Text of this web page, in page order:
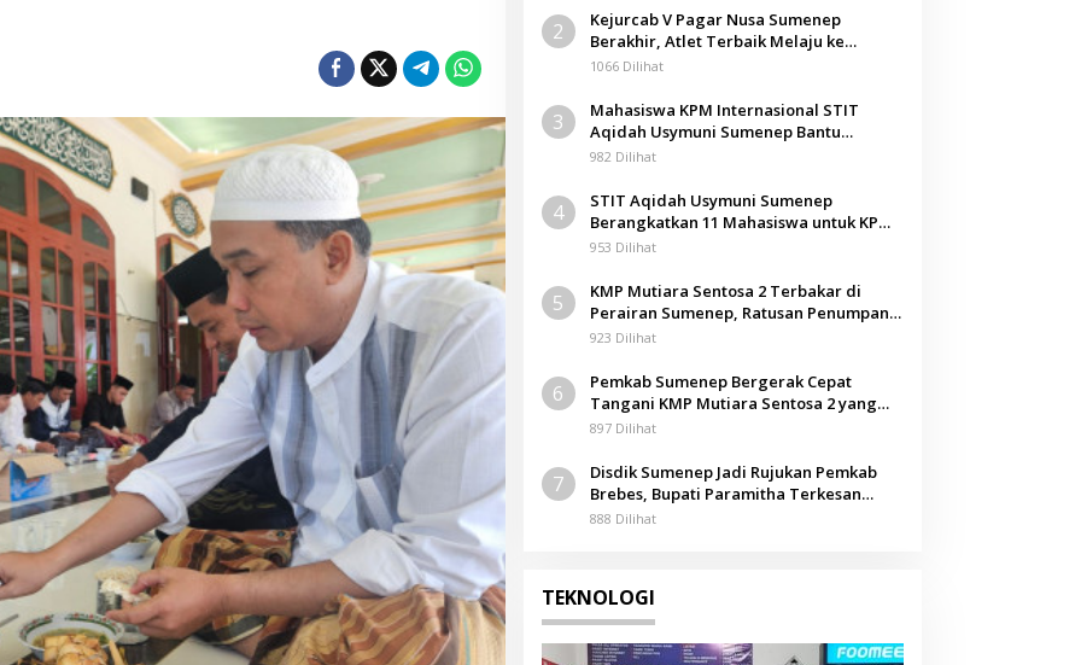
2
Kejurcab V Pagar Nusa Sumenep
Berakhir, Atlet Terbaik Melaju ke
Kejurwil Jatim
1066 Dilihat
3
Mahasiswa KPM Internasional STIT
Aqidah Usymuni Sumenep Bantu
Pengurusan Jenazah WNI di Malaysia
982 Dilihat
4
STIT Aqidah Usymuni Sumenep
Berangkatkan 11 Mahasiswa untuk KPM
Internasional di Malaysia
953 Dilihat
5
KMP Mutiara Sentosa 2 Terbakar di
Perairan Sumenep, Ratusan Penumpang
Dievakuasi
923 Dilihat
6
Pemkab Sumenep Bergerak Cepat
Tangani KMP Mutiara Sentosa 2 yang
Terbakar
897 Dilihat
7
Disdik Sumenep Jadi Rujukan Pemkab
Brebes, Bupati Paramitha Terkesan
Pendidikan Berbasis Budaya
888 Dilihat
TEKNOLOGI